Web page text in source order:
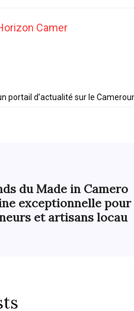
Camer
portail d’actualité sur le
du Made in Camero
exceptionnelle pour
et artisans locau